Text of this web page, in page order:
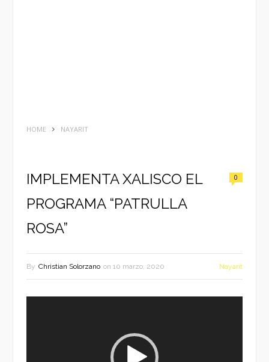
HOME NAYARIT
IMPLEMENTA XALISCO EL
PROGRAMA “PATRULLA
ROSA”
0
By Christian Solorzano on 10 marzo, 2020 Nayarit